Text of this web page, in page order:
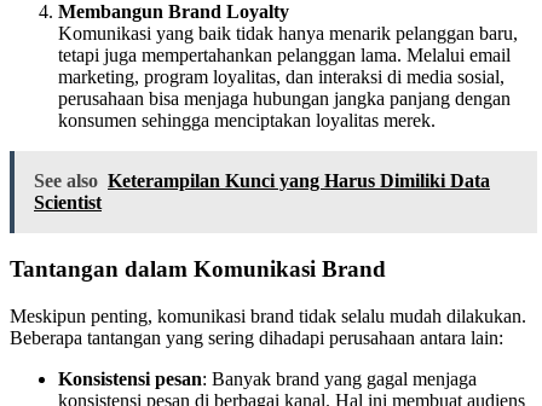
Membangun Brand Loyalty
Komunikasi yang baik tidak hanya menarik pelanggan baru,
tetapi juga mempertahankan pelanggan lama. Melalui email
marketing, program loyalitas, dan interaksi di media sosial,
perusahaan bisa menjaga hubungan jangka panjang dengan
konsumen sehingga menciptakan loyalitas merek.
See also Keterampilan Kunci yang Harus Dimiliki Data
Scientist
Tantangan dalam Komunikasi Brand
Meskipun penting, komunikasi brand tidak selalu mudah dilakukan.
Beberapa tantangan yang sering dihadapi perusahaan antara lain:
Konsistensi pesan: Banyak brand yang gagal menjaga
konsistensi pesan di berbagai kanal. Hal ini membuat audiens